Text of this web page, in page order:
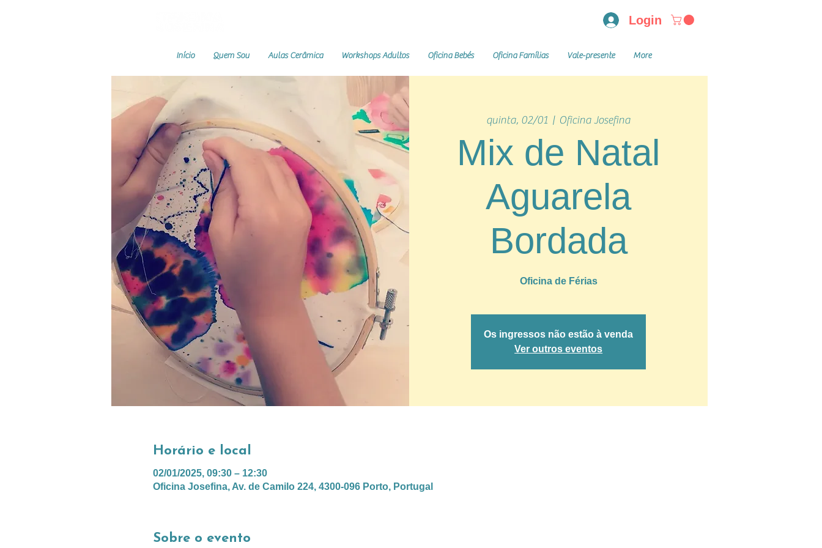
Login
Início Quem Sou Aulas Cerâmica Workshops Adultos Oficina Bebés Oficina Famílias Vale-presente More
quinta, 02/01
  |
Oficina Josefina
Mix de Natal
Aguarela
Bordada
Oficina de Férias
Os ingressos não estão à venda
Ver outros eventos
Horário e local
02/01/2025, 09:30 – 12:30
Oficina Josefina, Av. de Camilo 224, 4300-096 Porto, Portugal
Sobre o evento